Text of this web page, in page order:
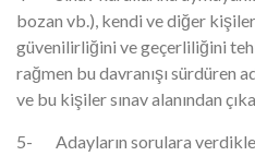
bozan vb.), kendi ve diğer
güvenilirliğini ve geçerliliğini
rağmen bu davranışı sürdüren
ve bu kişiler sınav alanından
5- Adayların sorulara